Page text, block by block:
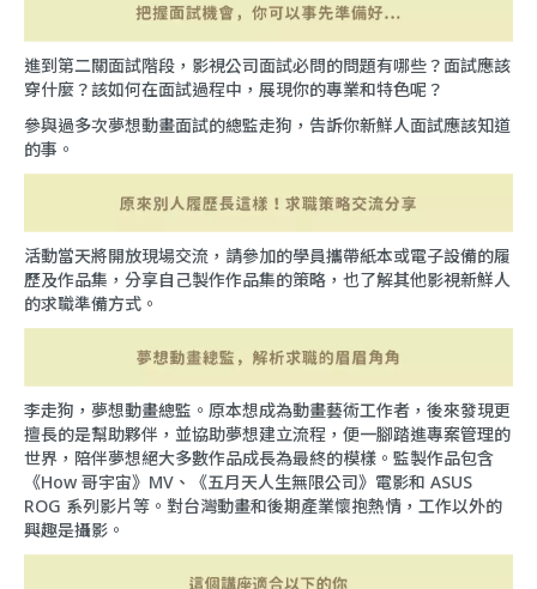
進到第二關面試階段，影視公司面試必問的問題有哪些？面試應該
穿什麼？該如何在面試過程中，展現你的專業和特色呢？
參與過多次夢想動畫面試的總監走狗，告訴你新鮮人面試應該知道
的事。
活動當天將開放現場交流，請參加的學員攜帶紙本或電子設備的履
歷及作品集，分享自己製作作品集的策略，也了解其他影視新鮮人
的求職準備方式。
李走狗，夢想動畫總監。原本想成為動畫藝術工作者，後來發現更
擅長的是幫助夥伴，並協助夢想建立流程，便一腳踏進專案管理的
世界，陪伴夢想絕大多數作品成長為最終的模樣。監製作品包含
《How 哥宇宙》MV、《五月天人生無限公司》電影和 ASUS
ROG 系列影片等。對台灣動畫和後期產業懷抱熱情，工作以外的
興趣是攝影。